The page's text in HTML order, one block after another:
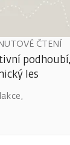
ČTENÍ
les
,